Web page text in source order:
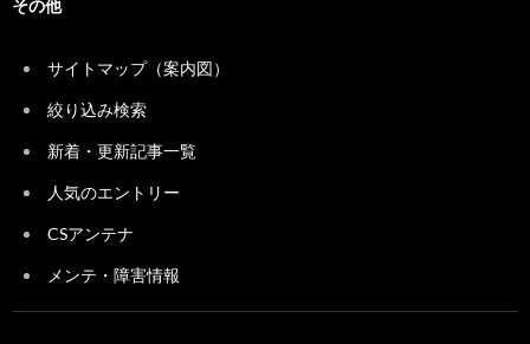
その他
サイトマップ（案内図）
絞り込み検索
新着・更新記事一覧
人気のエントリー
CSアンテナ
メンテ・障害情報